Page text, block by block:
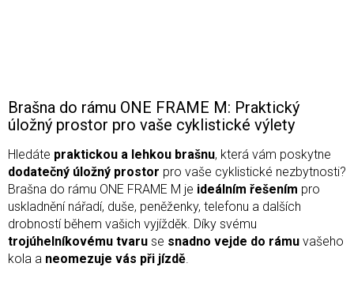
Brašna do rámu ONE FRAME M: Praktický
úložný prostor pro vaše cyklistické výlety
Hledáte praktickou a lehkou brašnu, která vám poskytne
dodatečný úložný prostor pro vaše cyklistické nezbytnosti?
Brašna do rámu ONE FRAME M je ideálním řešením pro
uskladnění nářadí, duše, peněženky, telefonu a dalších
drobností během vašich vyjížděk. Díky svému
trojúhelníkovému tvaru se snadno vejde do rámu vašeho
kola a neomezuje vás při jízdě.